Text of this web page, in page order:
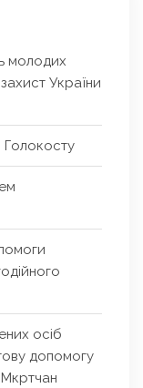
молодих
України
Голокосту
осіб
допомогу
Мкртчан